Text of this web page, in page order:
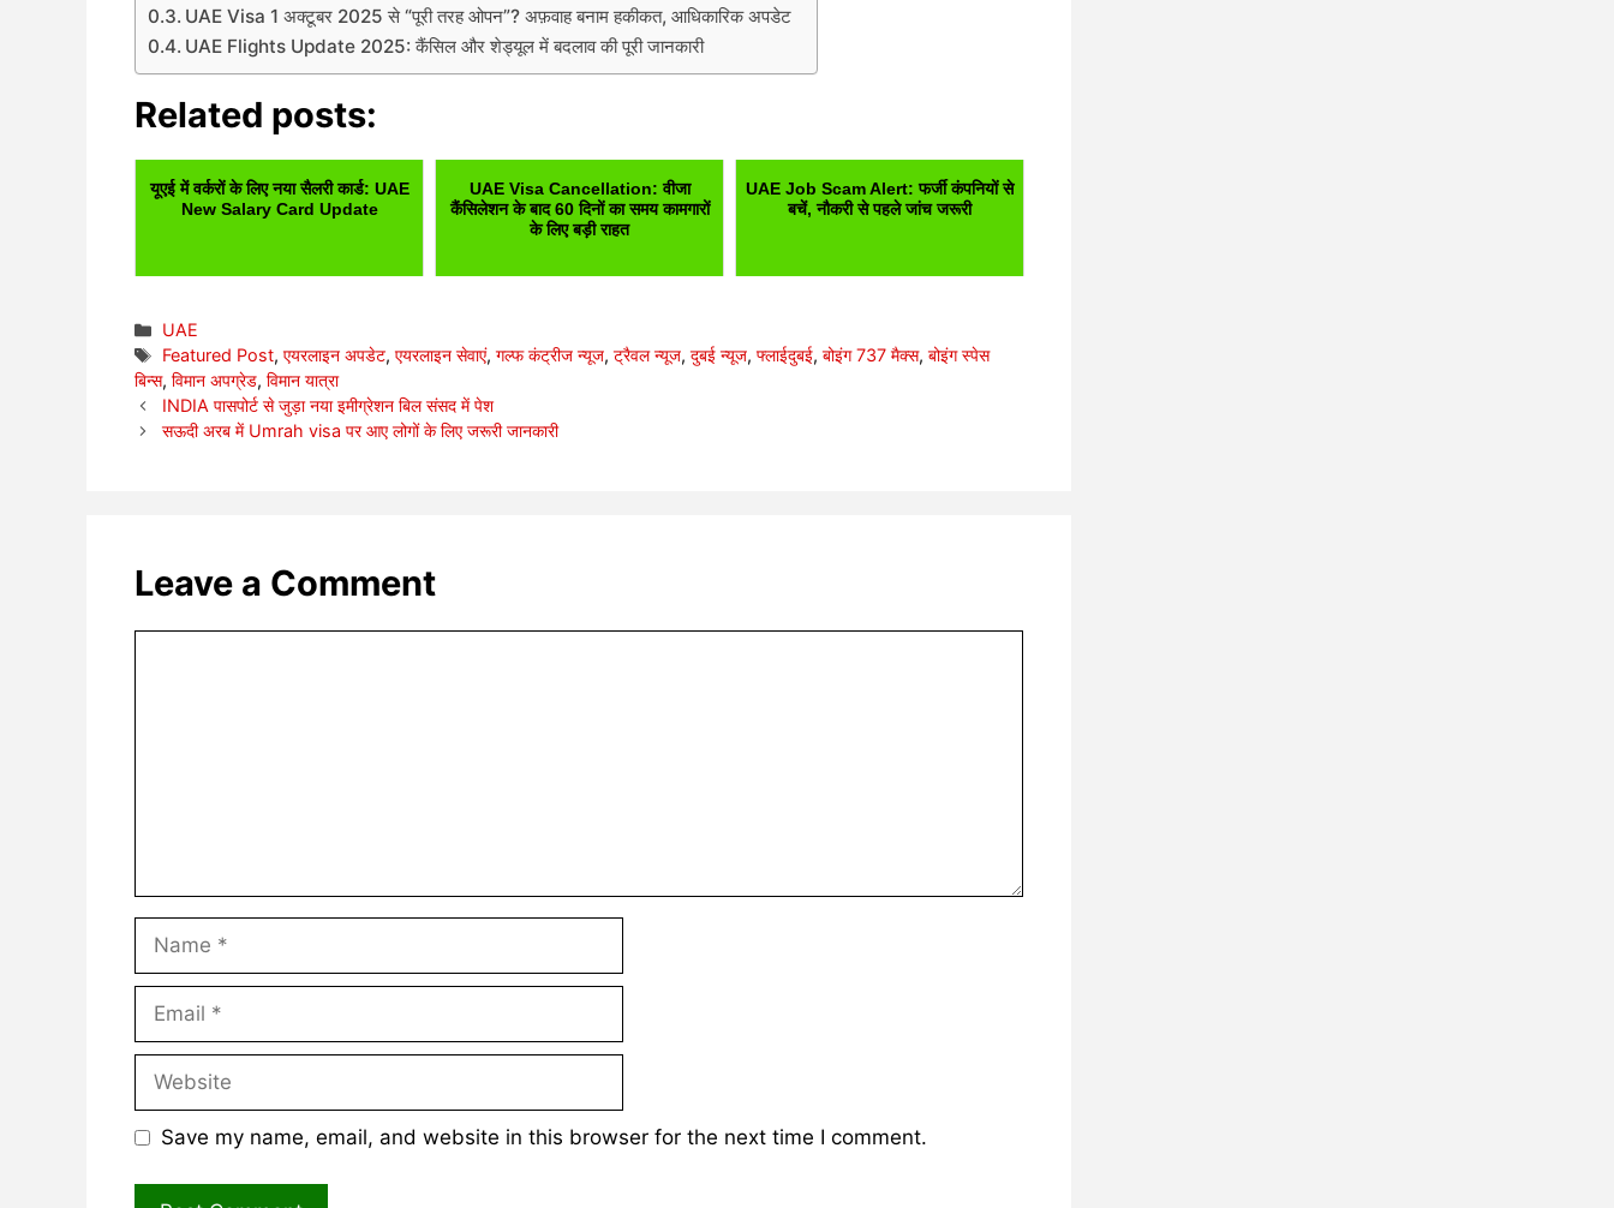
UAE Visa 1 अक्टूबर 2025 से “पूरी तरह ओपन”? अफ़वाह बनाम हकीकत, आधिकारिक अपडेट
UAE Flights Update 2025: कैंसिल और शेड्यूल में बदलाव की पूरी जानकारी
Related posts:
यूएई में वर्करों के लिए नया सैलरी कार्ड: UAE
New Salary Card Update
UAE Visa Cancellation: वीजा
कैंसिलेशन के बाद 60 दिनों का समय कामगारों
के लिए बड़ी राहत
UAE Job Scam Alert: फर्जी कंपनियों से
बचें, नौकरी से पहले जांच जरूरी
Categories
UAE
Tags
Featured Post,एयरलाइन अपडेट,एयरलाइन सेवाएं,गल्फ कंट्रीज न्यूज,ट्रैवल न्यूज,दुबई न्यूज,फ्लाईदुबई,बोइंग 737 मैक्स,बोइंग स्पेस
बिन्स, विमान अपग्रेड, विमान यात्रा
INDIA पासपोर्ट से जुड़ा नया इमीग्रेशन बिल संसद में पेश
सऊदी अरब में Umrah visa पर आए लोगों के लिए जरूरी जानकारी
Leave a Comment
Name
Email
Website
Save my name, email, and website in this browser for the next time I comment.